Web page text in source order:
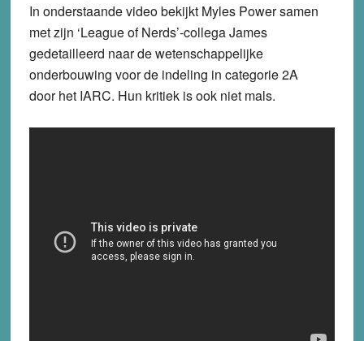
In onderstaande video bekijkt Myles Power samen
met zijn ‘League of Nerds’-collega James
gedetailleerd naar de wetenschappelijke
onderbouwing voor de indeling in categorie 2A
door het IARC. Hun kritiek is ook niet mals.